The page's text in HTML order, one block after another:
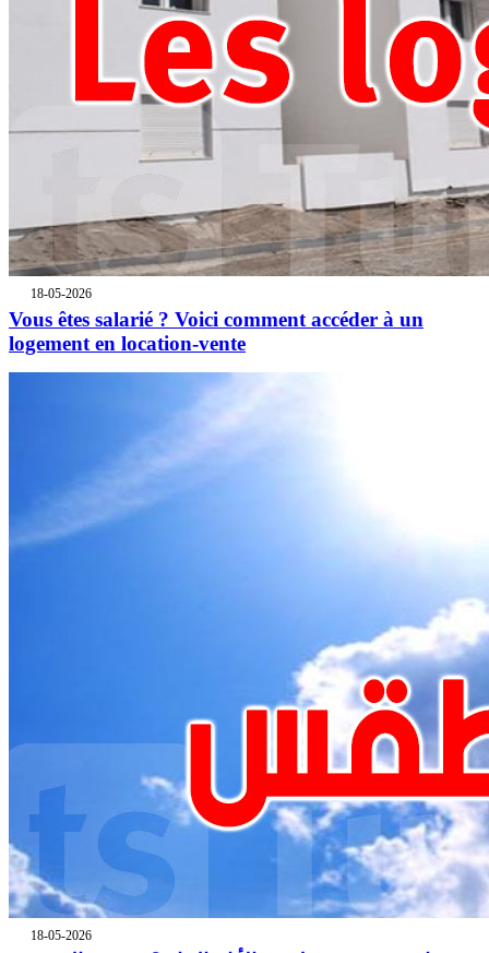
18-05-2026
Vous êtes salarié ? Voici comment accéder à un
logement en location-vente
18-05-2026